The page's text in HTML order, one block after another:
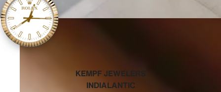
‭KEMPF JEWELERS
INDIALANTIC‬